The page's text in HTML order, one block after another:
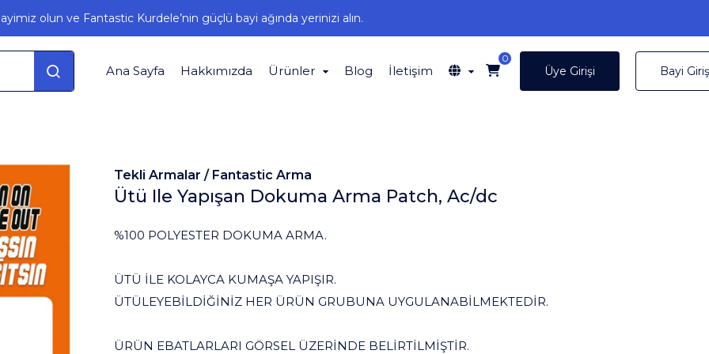
olun ve Fantastic Kurdele’nin güçlü bayi ağında yerinizi alın.
Ana Sayfa Hakkımızda Ürünler Blog İletişim
0
Üye Girişi Bayi
Tekli Armalar / Fantastic Arma
Ütü Ile Yapışan Dokuma Arma Patch, Ac/dc
%100 POLYESTER DOKUMA ARMA.
ÜTÜ İLE KOLAYCA KUMAŞA YAPIŞIR.
ÜTÜLEYEBİLDİĞİNİZ HER ÜRÜN GRUBUNA UYGULANABİLMEKTEDİR.
ÜRÜN EBATLARLARI GÖRSEL ÜZERİNDE BELİRTİLMİŞTİR.